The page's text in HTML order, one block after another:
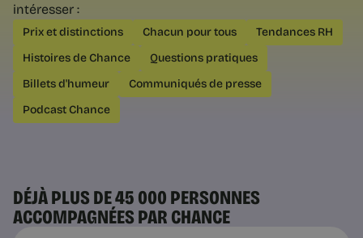
Conseils et Exercices
L’argent n’est jamais le sujet |
Chance
La peur du manque est largement
déconnectée du solde bancaire.
Comment distinguer la précarité
réelle de l’insécurité intérieure dans
4 min
intéresser :
Prix et distinctions Chacun pour tous
Tendances RH
Histoires de Chance
Questions pratiques
Billets d'humeur
Communiqués de presse
Podcast Chance
DÉJÀ PLUS DE 45 000 PERSONNES
ACCOMPAGNÉES PAR CHANCE